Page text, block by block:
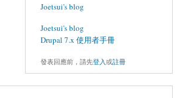
Joetsui's blog
Joetsui's blog
Drupal 7.x 使用者手冊
發表回應前，請先登入或註冊